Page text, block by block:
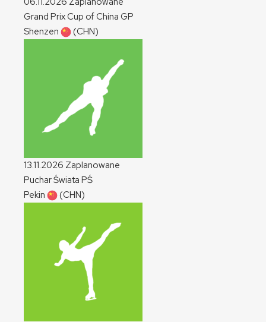
Grand Prix Cup of China GP
Shenzen
(CHN)
13.11.2026 Zaplanowane
Puchar Świata PŚ
Pekin
(CHN)